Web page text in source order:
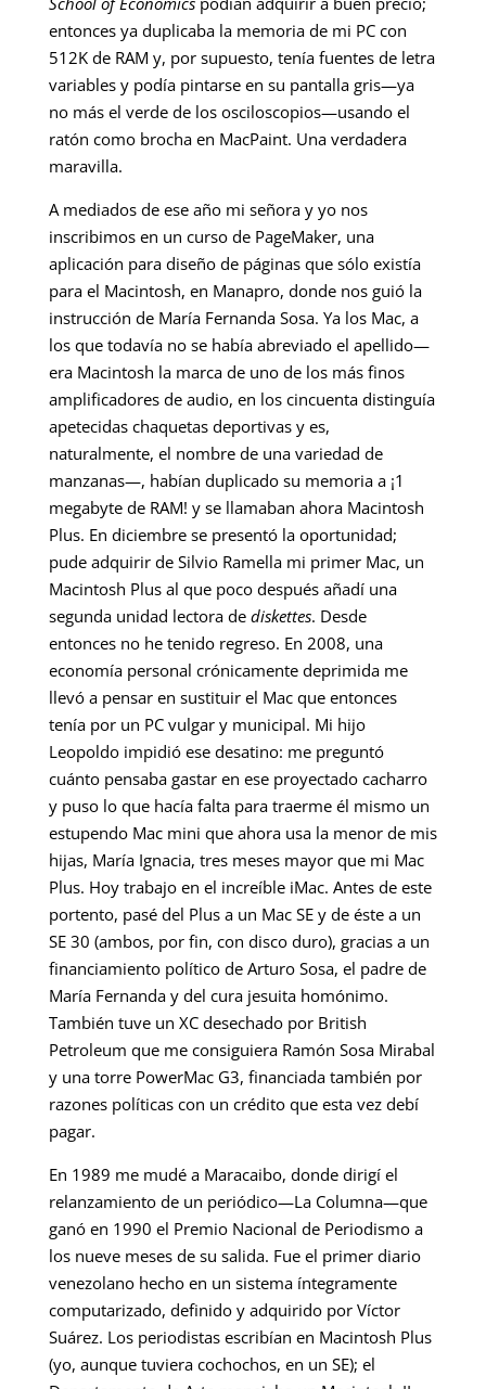
entonces ya duplicaba la memoria de mi PC con
512K de RAM y, por supuesto, tenía fuentes de letra
variables y podía pintarse en su pantalla gris—ya
no más el verde de los osciloscopios—usando el
ratón como brocha en MacPaint. Una verdadera
maravilla.
A mediados de ese año mi señora y yo nos
inscribimos en un curso de PageMaker, una
aplicación para diseño de páginas que sólo existía
para el Macintosh, en Manapro, donde nos guió la
instrucción de María Fernanda Sosa. Ya los Mac, a
los que todavía no se había abreviado el apellido—
era Macintosh la marca de uno de los más finos
amplificadores de audio, en los cincuenta distinguía
apetecidas chaquetas deportivas y es,
naturalmente, el nombre de una variedad de
manzanas—, habían duplicado su memoria a ¡1
megabyte de RAM! y se llamaban ahora Macintosh
Plus. En diciembre se presentó la oportunidad;
pude adquirir de Silvio Ramella mi primer Mac, un
Macintosh Plus al que poco después añadí una
segunda unidad lectora de diskettes. Desde
entonces no he tenido regreso. En 2008, una
economía personal crónicamente deprimida me
llevó a pensar en sustituir el Mac que entonces
tenía por un PC vulgar y municipal. Mi hijo
Leopoldo impidió ese desatino: me preguntó
cuánto pensaba gastar en ese proyectado cacharro
y puso lo que hacía falta para traerme él mismo un
estupendo Mac mini que ahora usa la menor de mis
hijas, María Ignacia, tres meses mayor que mi Mac
Plus. Hoy trabajo en el increíble iMac. Antes de este
portento, pasé del Plus a un Mac SE y de éste a un
SE 30 (ambos, por fin, con disco duro), gracias a un
financiamiento político de Arturo Sosa, el padre de
María Fernanda y del cura jesuita homónimo.
También tuve un XC desechado por British
Petroleum que me consiguiera Ramón Sosa Mirabal
y una torre PowerMac G3, financiada también por
razones políticas con un crédito que esta vez debí
pagar.
En 1989 me mudé a Maracaibo, donde dirigí el
relanzamiento de un periódico—La Columna—que
ganó en 1990 el Premio Nacional de Periodismo a
los nueve meses de su salida. Fue el primer diario
venezolano hecho en un sistema íntegramente
computarizado, definido y adquirido por Víctor
Suárez. Los periodistas escribían en Macintosh Plus
(yo, aunque tuviera cochochos, en un SE); el